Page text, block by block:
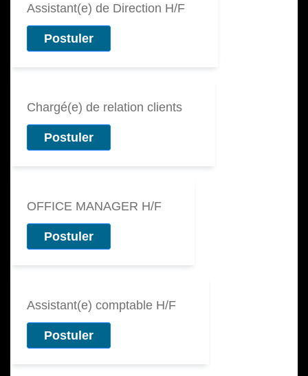
Assistant(e) de Direction H/F
Postuler
Chargé(e) de relation clients
Postuler
OFFICE MANAGER H/F
Postuler
Assistant(e) comptable H/F
Postuler